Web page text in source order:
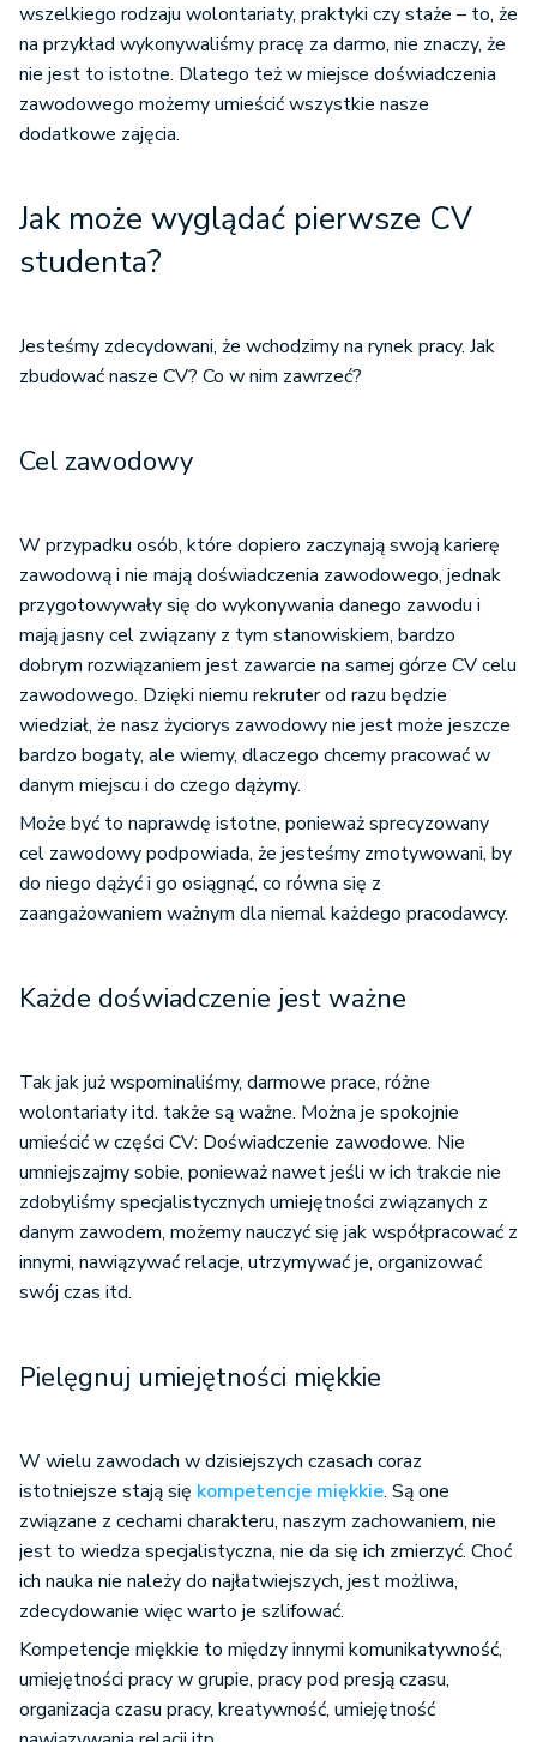
wszelkiego rodzaju wolontariaty, praktyki czy staże – to, że
na przykład wykonywaliśmy pracę za darmo, nie znaczy, że
nie jest to istotne. Dlatego też w miejsce doświadczenia
zawodowego możemy umieścić wszystkie nasze
dodatkowe zajęcia.
Jak może wyglądać pierwsze CV
studenta?
Jesteśmy zdecydowani, że wchodzimy na rynek pracy. Jak
zbudować nasze CV? Co w nim zawrzeć?
Cel zawodowy
W przypadku osób, które dopiero zaczynają swoją karierę
zawodową i nie mają doświadczenia zawodowego, jednak
przygotowywały się do wykonywania danego zawodu i
mają jasny cel związany z tym stanowiskiem, bardzo
dobrym rozwiązaniem jest zawarcie na samej górze CV celu
zawodowego. Dzięki niemu rekruter od razu będzie
wiedział, że nasz życiorys zawodowy nie jest może jeszcze
bardzo bogaty, ale wiemy, dlaczego chcemy pracować w
danym miejscu i do czego dążymy.
Może być to naprawdę istotne, ponieważ sprecyzowany
cel zawodowy podpowiada, że jesteśmy zmotywowani, by
do niego dążyć i go osiągnąć, co równa się z
zaangażowaniem ważnym dla niemal każdego pracodawcy.
Każde doświadczenie jest ważne
Tak jak już wspominaliśmy, darmowe prace, różne
wolontariaty itd. także są ważne. Można je spokojnie
umieścić w części CV: Doświadczenie zawodowe. Nie
umniejszajmy sobie, ponieważ nawet jeśli w ich trakcie nie
zdobyliśmy specjalistycznych umiejętności związanych z
danym zawodem, możemy nauczyć się jak współpracować z
innymi, nawiązywać relacje, utrzymywać je, organizować
swój czas itd.
Pielęgnuj umiejętności miękkie
W wielu zawodach w dzisiejszych czasach coraz
istotniejsze stają się kompetencje miękkie. Są one
związane z cechami charakteru, naszym zachowaniem, nie
jest to wiedza specjalistyczna, nie da się ich zmierzyć. Choć
ich nauka nie należy do najłatwiejszych, jest możliwa,
zdecydowanie więc warto je szlifować.
Kompetencje miękkie to między innymi komunikatywność,
umiejętności pracy w grupie, pracy pod presją czasu,
organizacja czasu pracy, kreatywność, umiejętność